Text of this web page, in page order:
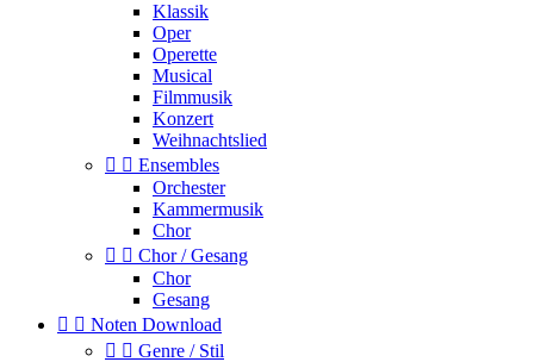
Klassik
Oper
Operette
Musical
Filmmusik
Konzert
Weihnachtslied
  Ensembles
Orchester
Kammermusik
Chor
  Chor / Gesang
Chor
Gesang
  Noten Download
  Genre / Stil